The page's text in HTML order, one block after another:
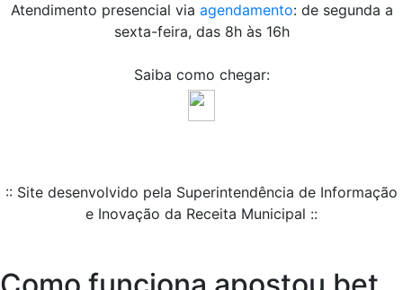
Atendimento presencial via agendamento: de segunda a
sexta-feira, das 8h às 16h
Saiba como chegar:
:: Site desenvolvido pela Superintendência de Informação
e Inovação da Receita Municipal ::